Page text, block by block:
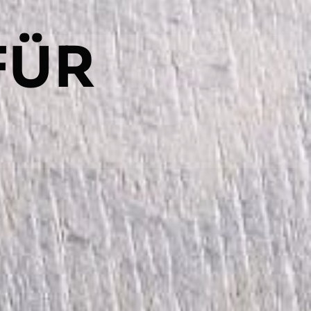
EIT